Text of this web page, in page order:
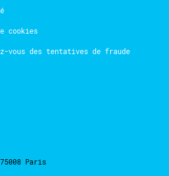
cookies
vous des tentatives de fraude
Paris